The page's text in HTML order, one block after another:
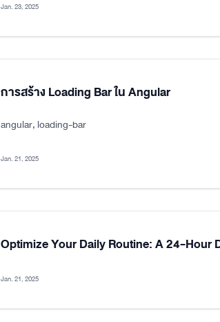
Jan. 23, 2025
การสร้าง Loading Bar ใน Angular
angular, loading-bar
Jan. 21, 2025
Optimize Your Daily Routine: A 24-Hour
Jan. 21, 2025